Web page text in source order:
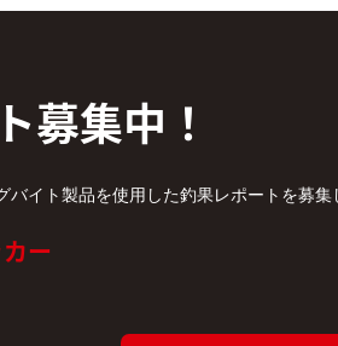
募集中！
イト製品を使用した釣果レポートを募集
ー